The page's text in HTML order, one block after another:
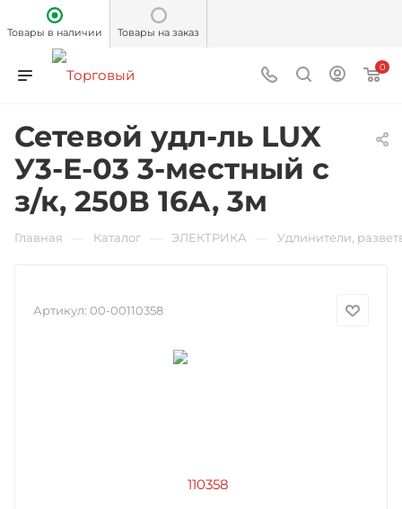
Товары в наличии Товары на заказ
0
Сетевой удл-ль LUX
У3-Е-03 3-местный с
з/к, 250В 16А, 3м
Главная Каталог ЭЛЕКТРИКА Удлинители,
Артикул: 00-00110358